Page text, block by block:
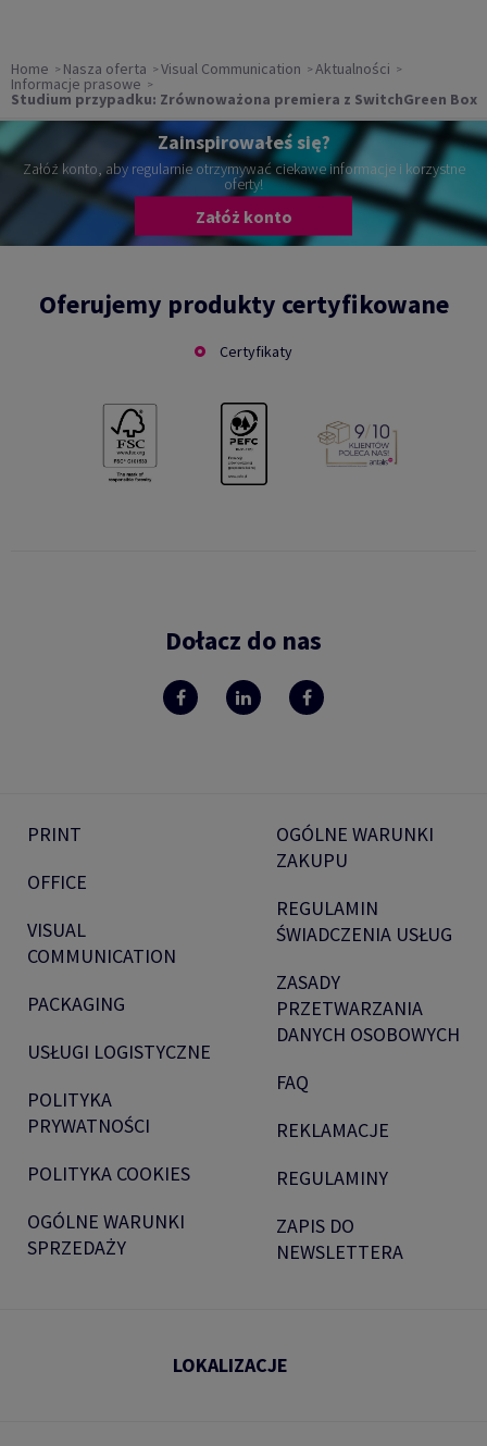
Home Nasza oferta Visual Communication Aktualności
Informacje prasowe
Studium przypadku: Zrównoważona premiera z SwitchGreen Box
Zainspirowałeś się?
Załóż konto, aby regularnie otrzymywać ciekawe informacje i korzystne
oferty!
Załóż konto
Oferujemy produkty certyfikowane
Certyfikaty
Dołacz do nas
PRINT
OFFICE
VISUAL
COMMUNICATION
PACKAGING
USŁUGI LOGISTYCZNE
POLITYKA
PRYWATNOŚCI
POLITYKA COOKIES
OGÓLNE WARUNKI
SPRZEDAŻY
OGÓLNE WARUNKI
ZAKUPU
REGULAMIN
ŚWIADCZENIA USŁUG
ZASADY
PRZETWARZANIA
DANYCH OSOBOWYCH
FAQ
REKLAMACJE
REGULAMINY
ZAPIS DO
NEWSLETTERA
LOKALIZACJE